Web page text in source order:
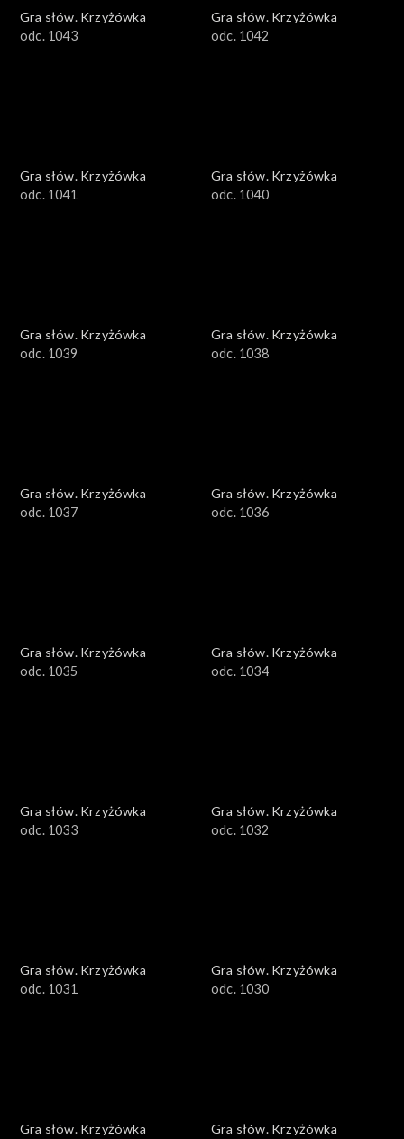
Gra słów. Krzyżówka
odc. 1043
Gra słów. Krzyżówka
odc. 1042
Gra słów. Krzyżówka
odc. 1041
Gra słów. Krzyżówka
odc. 1040
Gra słów. Krzyżówka
odc. 1039
Gra słów. Krzyżówka
odc. 1038
Gra słów. Krzyżówka
odc. 1037
Gra słów. Krzyżówka
odc. 1036
Gra słów. Krzyżówka
odc. 1035
Gra słów. Krzyżówka
odc. 1034
Gra słów. Krzyżówka
odc. 1033
Gra słów. Krzyżówka
odc. 1032
Gra słów. Krzyżówka
odc. 1031
Gra słów. Krzyżówka
odc. 1030
Gra słów. Krzyżówka
Gra słów. Krzyżówka